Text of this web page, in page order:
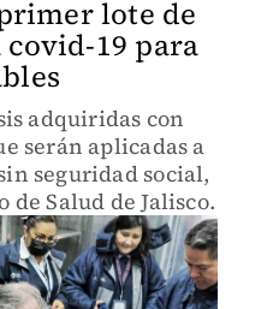
lote de
19 para
adquiridas con
serán aplicadas a
seguridad social,
Salud de Jalisco.